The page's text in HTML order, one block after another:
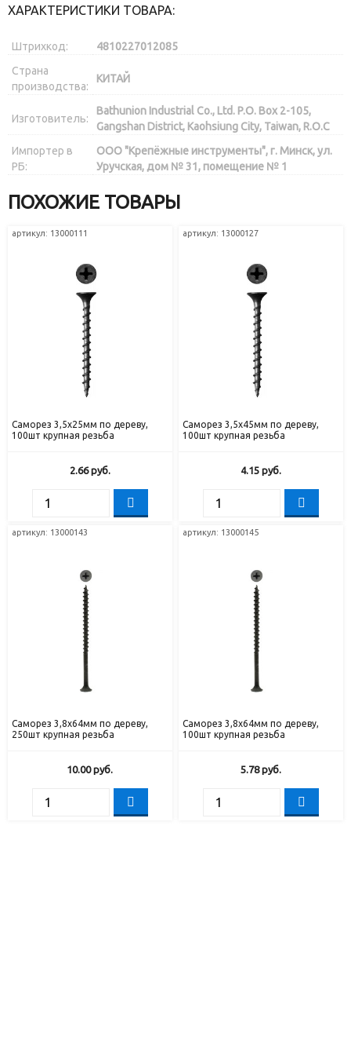
ХАРАКТЕРИСТИКИ ТОВАРА:
Штрихкод:
4810227012085
Страна
производства:
КИТАЙ
Изготовитель:
Bathunion Industrial Co., Ltd. P.O. Box 2-105,
Gangshan District, Kaohsiung City, Taiwan, R.O.C
Импортер в
РБ:
ООО "Крепёжные инструменты", г. Минск, ул.
Уручская, дом № 31, помещение № 1
ПОХОЖИЕ ТОВАРЫ
артикул: 13000111
Саморез 3,5х25мм по дереву,
100шт крупная резьба
2.66руб.
артикул: 13000127
Саморез 3,5х45мм по дереву,
100шт крупная резьба
4.15руб.
артикул: 13000143
Саморез 3,8х64мм по дереву,
250шт крупная резьба
10.00руб.
артикул: 13000145
Саморез 3,8х64мм по дереву,
100шт крупная резьба
5.78руб.